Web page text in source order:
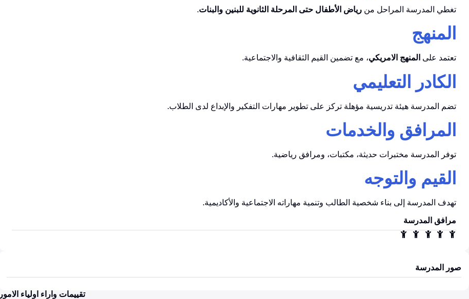
تغطي المدرسة المراحل من رياض الأطفال حتى المرحلة الثانوية للبنين والبنات.
المنهج
تعتمد على المنهج الامريكي، مع تضمين القيم الثقافية والاجتماعية.
الكادر التعليمي
تضم المدرسة هيئة تدريسية مؤهلة تركز على تطوير مهارات التفكير والإبداع لدى الطلاب.
المرافق والخدمات
توفر المدرسة مختبرات حديثة، مكتبات، ومرافق رياضية.
القيم والتوجه
تهدف المدرسة إلى بناء شخصية الطالب وتنمية مهاراته الاجتماعية والأكاديمية.
مرافق المدرسة
صور المدرسة
تقييمات واراء اولياء الامور